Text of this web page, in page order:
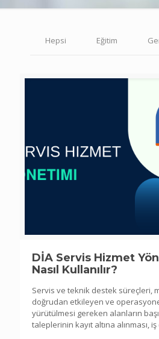
Hepsi Eğitim
DİA Servis Hizmet
Nasıl Kullanılır?
Servis ve teknik destek süreçleri,
doğrudan etkileyen ve
yürütülmesi gereken alanların
taleplerinin kayıt altına alınması,